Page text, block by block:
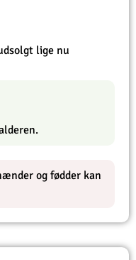
lige nu
og fødder kan